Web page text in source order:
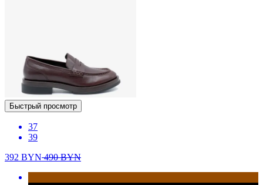
Быстрый просмотр
37
39
392 BYN490BYN